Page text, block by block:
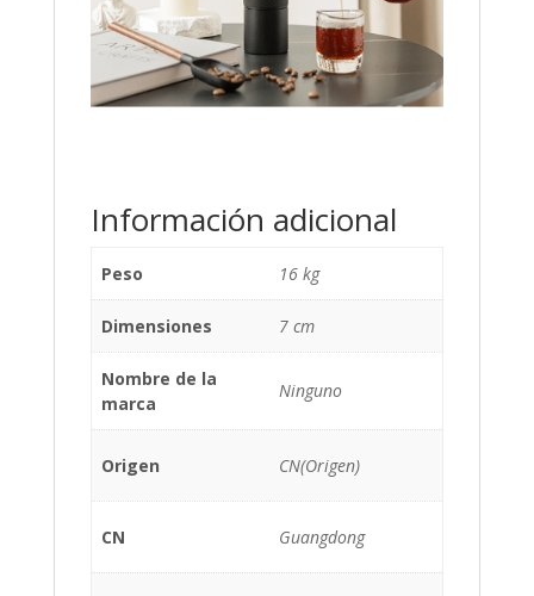
Información adicional
Peso 16 kg
Dimensiones 7 cm
Nombre de la
marca
Ninguno
Origen CN(Origen)
CN Guangdong